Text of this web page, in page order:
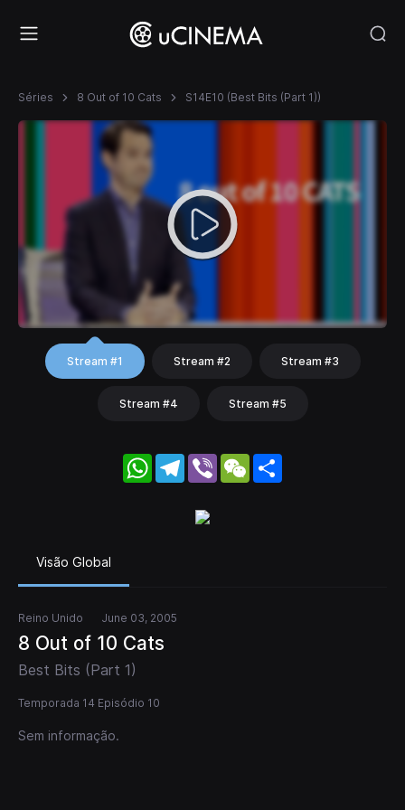
Séries 8 Out of 10 Cats S14E10 (Best Bits (Part 1))
Stream #1 Stream #2 Stream #3
Stream #4 Stream #5
WhatsApp
Telegram
Viber WeChat
Visão Global
Reino Unido June 03, 2005
8 Out of 10 Cats
Best Bits (Part 1)
Temporada 14 Episódio 10
Sem informação.